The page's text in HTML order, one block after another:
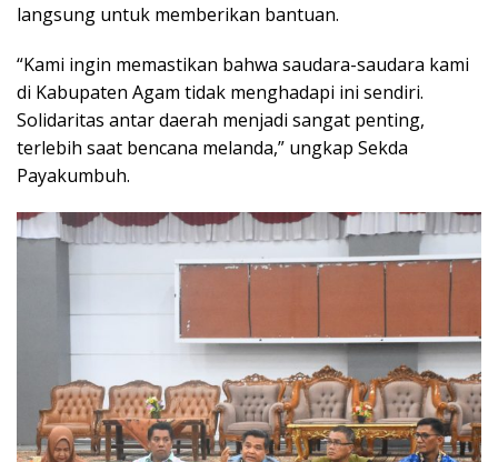
langsung untuk memberikan bantuan.
“Kami ingin memastikan bahwa saudara-saudara kami
di Kabupaten Agam tidak menghadapi ini sendiri.
Solidaritas antar daerah menjadi sangat penting,
terlebih saat bencana melanda,” ungkap Sekda
Payakumbuh.